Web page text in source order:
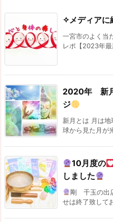
✧メディアに
一宮市のよく当
レポ【2023年
2020年 新
ジ
新月とは 月は
球から見た月が
10月度の
しました
剛 千玉の出
せは終了致して